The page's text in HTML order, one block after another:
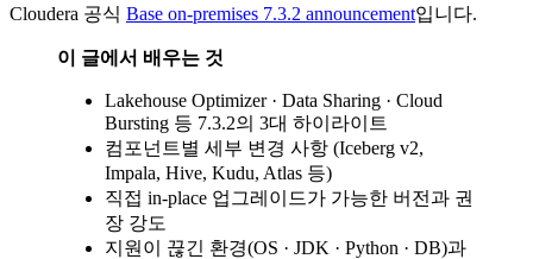
Cloudera 공식 Base on-premises 7.3.2 announcement입니다.
이 글에서 배우는 것
Lakehouse Optimizer · Data Sharing · Cloud
Bursting 등 7.3.2의 3대 하이라이트
컴포넌트별 세부 변경 사항 (Iceberg v2,
Impala, Hive, Kudu, Atlas 등)
직접 in-place 업그레이드가 가능한 버전과 권
장 강도
지원이 끊긴 환경(OS · JDK · Python · DB)과